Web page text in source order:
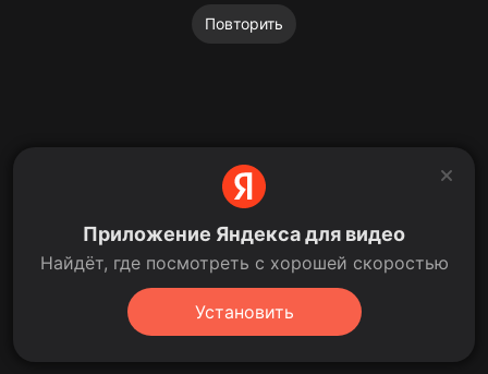
Повторить
Приложение Яндекса для видео
Найдёт, где посмотреть с хорошей скоростью
Установить